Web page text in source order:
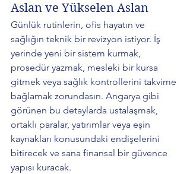
Aslan ve Yükselen Aslan
Günlük rutinlerin, ofis hayatın ve
sağlığın teknik bir revizyon istiyor. İş
yerinde yeni bir sistem kurmak,
prosedür yazmak, mesleki bir kursa
gitmek veya sağlık kontrollerini takvime
bağlamak zorundasın. Angarya gibi
görünen bu detaylarda ustalaşmak,
ortaklı paralar, yatırımlar veya eşin
kaynakları konusundaki endişelerini
bitirecek ve sana finansal bir güvence
yapısı kuracak.